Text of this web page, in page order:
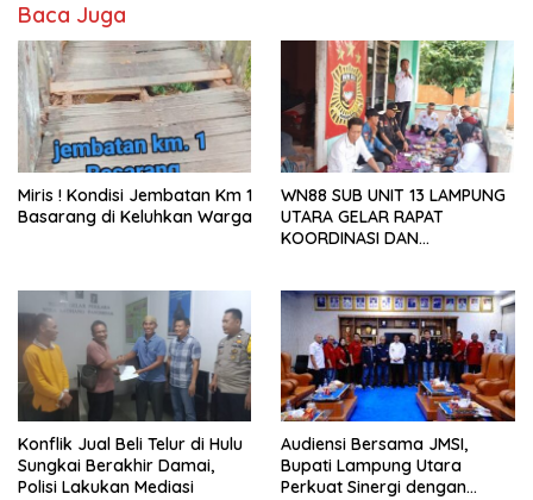
Baca Juga
Miris ! Kondisi Jembatan Km 1
Basarang di Keluhkan Warga
WN88 SUB UNIT 13 LAMPUNG
UTARA GELAR RAPAT
KOORDINASI DAN
Konflik Jual Beli Telur di Hulu
Sungkai Berakhir Damai,
Polisi Lakukan Mediasi
Audiensi Bersama JMSI,
Bupati Lampung Utara
Perkuat Sinergi dengan